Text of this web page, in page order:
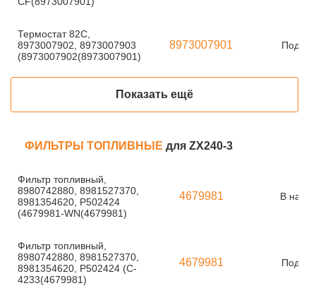
Термостат 82С,
8973007902, 8973007903
(8973007902(8973007901)
8973007901 Под
Показать ещё
ФИЛЬТРЫ ТОПЛИВНЫЕ для ZX240-3
Фильтр топливный,
8980742880, 8981527370,
8981354620, P502424
(4679981-WN(4679981)
4679981 В
Фильтр топливный,
8980742880, 8981527370,
8981354620, P502424 (C-
4233(4679981)
4679981 Под